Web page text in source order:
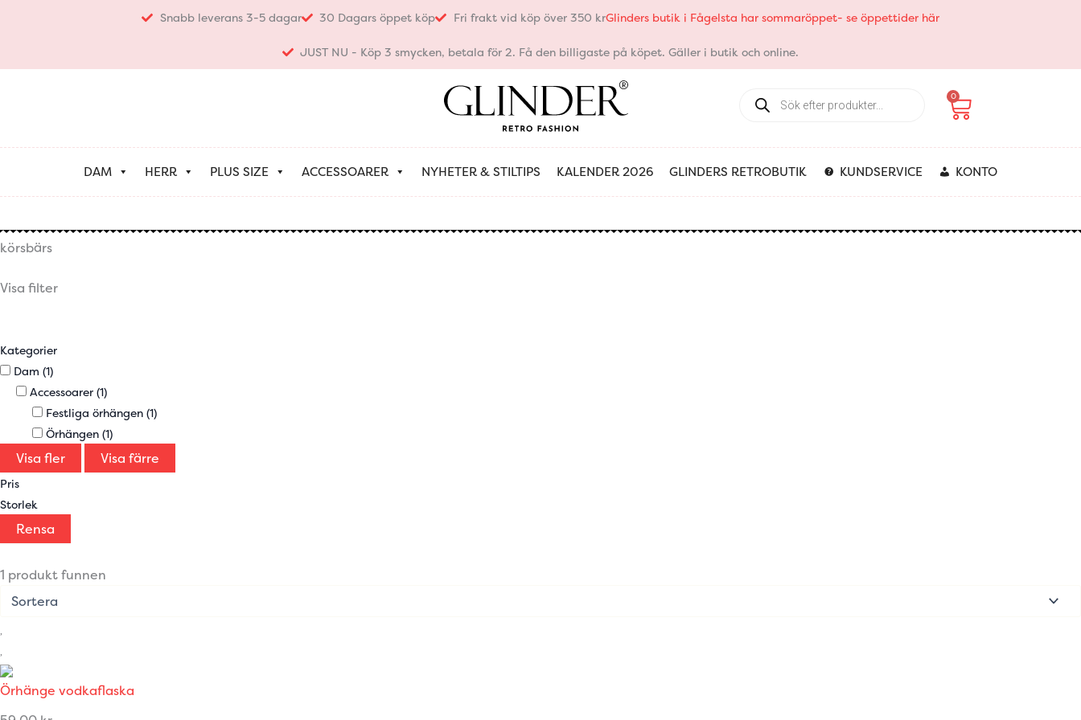
Snabb leverans 3-5 dagar 30 Dagars öppet köp Fri frakt vid köp över 350 krGlinders butik i Fågelsta har sommaröppet- se öppettider här
JUST NU - Köp 3 smycken, betala för 2. Få den billigaste på köpet. Gäller i butik och online.
search
0
Varukorg
DAM HERR PLUS SIZE ACCESSOARER NYHETER & STILTIPS KALENDER 2026 GLINDERS RETROBUTIK KUNDSERVICE KONTO
körsbärs
Visa filter
Kategorier
Dam (1)
Accessoarer (1)
Festliga örhängen (1)
Örhängen (1)
Visa fler Visa färre
Pris
Storlek
Rensa
1 produkt funnen
Örhänge vodkaflaska